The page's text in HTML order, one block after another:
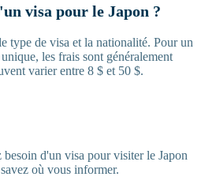
visa pour le Japon ?
type de visa et la nationalité. Pour un
les frais sont généralement
varier entre 8 $ et 50 $.
d'un visa pour visiter le Japon
où vous informer.